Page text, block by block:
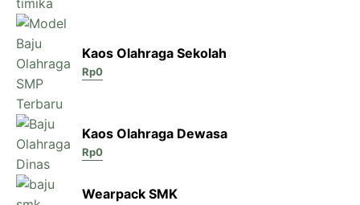
Kaos Olahraga Sekolah
Rp0
Kaos Olahraga Dewasa
Rp0
Wearpack SMK